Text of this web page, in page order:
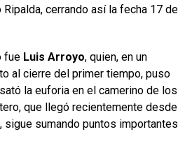
cerrando así la fecha 17 de
fue Luis Arroyo, quien, en un
al cierre del primer tiempo, puso
la euforia en el camerino de los
que llegó recientemente desde
, sigue sumando puntos importantes